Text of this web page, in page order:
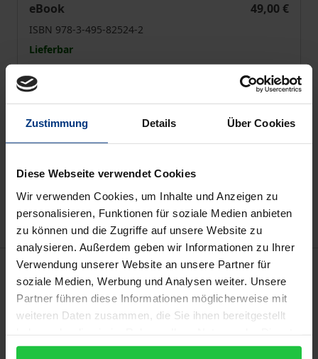
Zustimmung Details Über Cookies
Diese Webseite verwendet Cookies
Wir verwenden Cookies, um Inhalte und Anzeigen zu
personalisieren, Funktionen für soziale Medien anbieten
zu können und die Zugriffe auf unsere Website zu
analysieren. Außerdem geben wir Informationen zu Ihrer
Verwendung unserer Website an unsere Partner für
soziale Medien, Werbung und Analysen weiter. Unsere
Partner führen diese Informationen möglicherweise mit
weiteren Daten zusammen, die Sie ihnen bereitgestellt
gesammelt haben.
eBook
49,00 €
ISBN 978-3-495-82524-2
Lieferbar
Zur Wunschliste hinzufügen
Hinweise zu Versandkosten
Beschreibung
Michael Lewin geht es in seinem Buch um die
zeitgenössischen Kontexten fortführbares